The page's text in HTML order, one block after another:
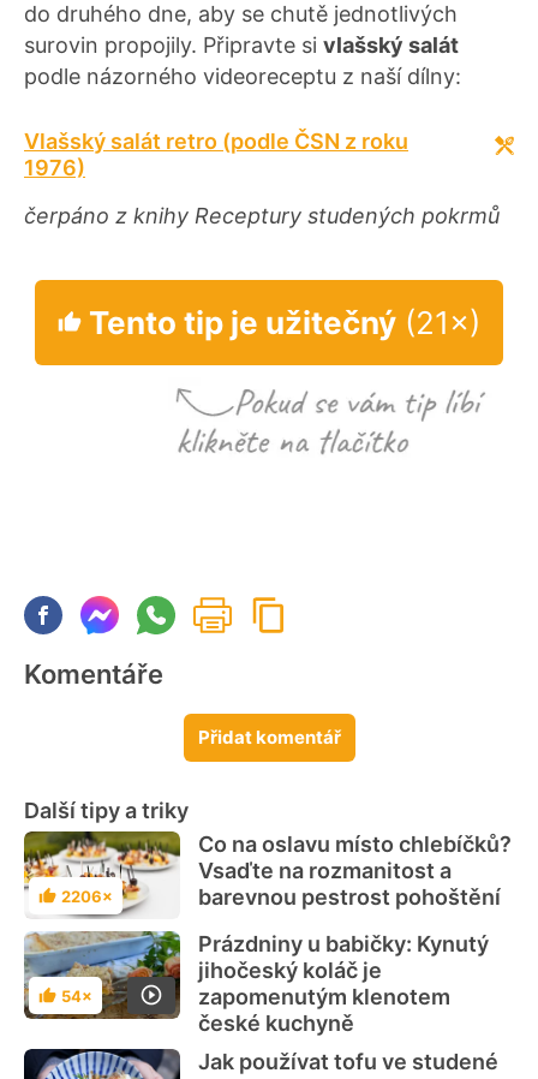
do druhého dne, aby se chutě jednotlivých
surovin propojily. Připravte si vlašský salát
podle názorného videoreceptu z naší dílny:
Vlašský salát retro (podle ČSN z roku
1976)
čerpáno z knihy Receptury studených pokrmů
Tento tip je užitečný (21×)
Komentáře
Přidat komentář
Další tipy a triky
Hodnocení
2206×
Co na oslavu místo chlebíčků?
Vsaďte na rozmanitost a
barevnou pestrost pohoštění
Hodnocení
54×
Prázdniny u babičky: Kynutý
jihočeský koláč je
zapomenutým klenotem
české kuchyně
Jak používat tofu ve studené